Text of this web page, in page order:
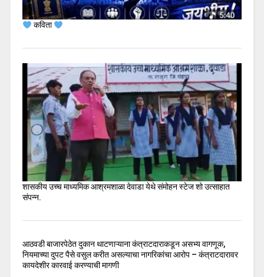
कविता
शासकीय उच्च माध्यमिक आश्रमशाळा देवाडा येथे संमोहन स्टेज शो उत्साहात
संपन्न.
आठवडी बाजारपेठेत दुकान थाटणाऱ्याना कंत्राटदाराकडून असभ्य वागणूक,
नियमाच्या दुपट पैसे वसुल करीत असल्याचा नागरिकांचा आरोप – कंत्राटदारावर
कायदेशीर कारवाई करण्याची मागणी